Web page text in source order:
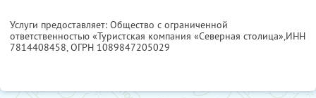
Услуги предоставляет: Общество с ограниченной
ответственностью «Туристская компания «Северная столица»,ИНН
7814408458, ОГРН 1089847205029